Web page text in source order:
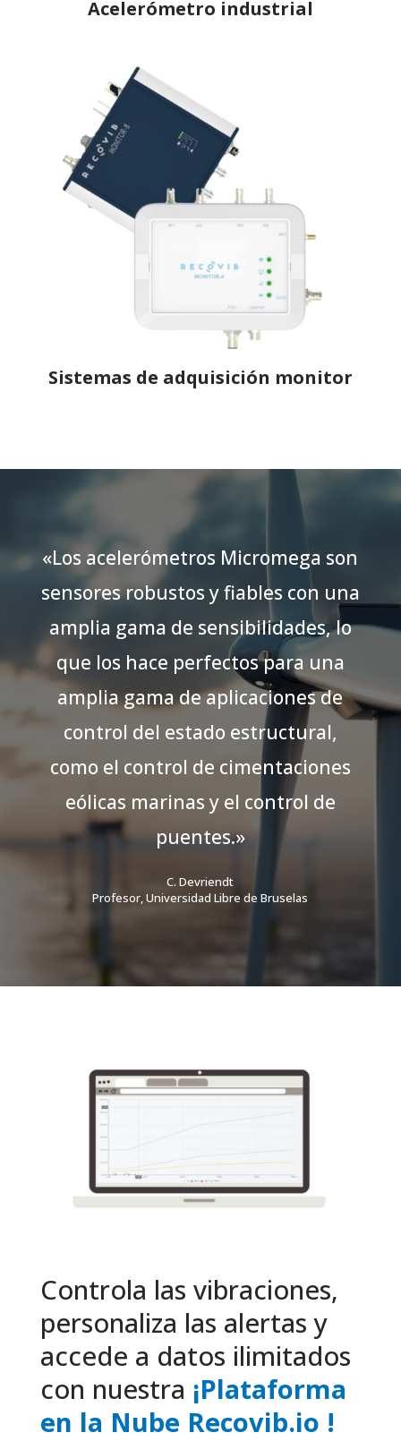
Acelerómetro industrial
Sistemas de adquisición monitor
«Los acelerómetros Micromega son
sensores robustos y fiables con una
amplia gama de sensibilidades, lo
que los hace perfectos para una
amplia gama de aplicaciones de
control del estado estructural,
como el control de cimentaciones
eólicas marinas y el control de
puentes.»
C. Devriendt
Profesor, Universidad Libre de Bruselas
Controla las vibraciones,
personaliza las alertas y
accede a datos ilimitados
con nuestra ¡Plataforma
en la Nube Recovib.io !